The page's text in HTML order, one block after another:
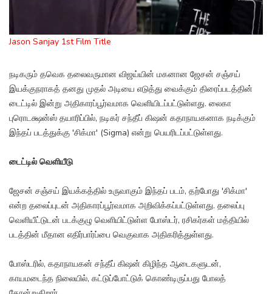
Jason Sanjay 1st Film Title
நடிகரும் தவெக தலைவருமான விஜய்யின் மகனான ஜேசன் சஞ்சய்
இயக்குநராகத் தனது முதல் அடியை எடுத்து வைக்கும் திரைப்படத்தின்
டைட்டில் இன்று அதிகாரப்பூர்வமாக வெளியிடப்பட்டுள்ளது. லைகா
புரொடக்ஷன்ஸ் தயாரிப்பில், நடிகர் சந்தீப் கிஷன் கதாநாயகனாக நடிக்கும்
இந்தப் படத்துக்கு 'சிக்மா' (Sigma) என்று பெயரிடப்பட்டுள்ளது.
டைட்டில் வெளியீடு
ஜேசன் சஞ்சய் இயக்கத்தில் உருவாகும் இந்தப் படம், தற்போது 'சிக்மா'
என்ற தலைப்புடன் அதிகாரப்பூர்வமாக அறிவிக்கப்பட்டுள்ளது. தலைப்பு
வெளியீட்டுடன் படக்குழு வெளியிட்டுள்ள போஸ்டர், ரசிகர்கள் மத்தியில்
படத்தின் மீதான எதிர்பார்ப்பை வெகுவாக அதிகரித்துள்ளது.
போஸ்டரில், கதாநாயகன் சந்தீப் கிஷன் கிழிந்த ஆடைகளுடன்,
காயமடைந்த நிலையில், கட்டுப்போட்டுக் கொண்டிருப்பது போலத்